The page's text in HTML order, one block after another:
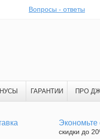
Вопросы - ответы
ГАРАНТИИ ПРО
Экономьте
скидки до